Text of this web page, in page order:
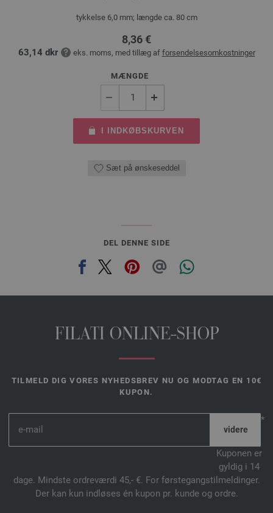
tykkelse 6,0 mm; længde ca. 80 cm
8,36 €
63,14 dkr eks. moms, med tillæg af forsendelsesomkostninger
MÆNGDE
I INDKØBSKURVEN
Sæt på ønskeseddel
DEL DENNE SIDE
FILATI ONLINE-SHOP
TILMELD DIG VORES NYHEDSBREV NU OG MODTAG EN 10€
KUPON.
*
Kuponen er
gyldig i 14
dage. Mindste ordreværdi 45,- €. For førstegangstilmeldinger.
Der kan kun indløses én kupon pr. kunde og ordre.